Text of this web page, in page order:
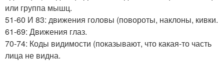
или группа мышц.
51-60 И 83: движения головы (повороты, наклоны, кивки.
61-69: Движения глаз.
70-74: Коды видимости (показывают, что какая-то часть
лица не видна.